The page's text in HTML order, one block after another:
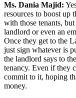
Ms. Dania Majid:
resources to boost up
with those tenants,
landlord or even an
Once they get to the
just sign whatever is
the landlord says to
tenancy. Even if they
commit to it, hoping
money.